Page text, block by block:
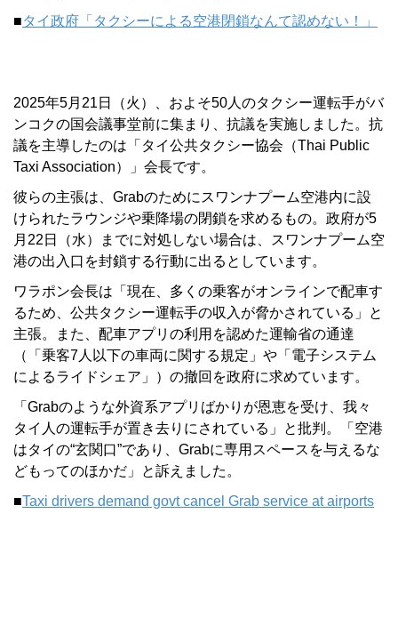
■タイ政府「タクシーによる空港閉鎖なんて認めない！」
2025年5月21日（火）、およそ50人のタクシー運転手がバ
ンコクの国会議事堂前に集まり、抗議を実施しました。抗
議を主導したのは「タイ公共タクシー協会（Thai Public
Taxi Association）」会長です。
彼らの主張は、Grabのためにスワンナプーム空港内に設
けられたラウンジや乗降場の閉鎖を求めるもの。政府が5
月22日（水）までに対処しない場合は、スワンナプーム空
港の出入口を封鎖する行動に出るとしています。
ワラポン会長は「現在、多くの乗客がオンラインで配車す
るため、公共タクシー運転手の収入が脅かされている」と
主張。また、配車アプリの利用を認めた運輸省の通達
（「乗客7人以下の車両に関する規定」や「電子システム
によるライドシェア」）の撤回を政府に求めています。
「Grabのような外資系アプリばかりが恩恵を受け、我々
タイ人の運転手が置き去りにされている」と批判。「空港
はタイの“玄関口”であり、Grabに専用スペースを与えるな
どもってのほかだ」と訴えました。
■Taxi drivers demand govt cancel Grab service at airports